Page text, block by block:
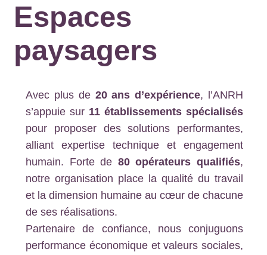
Espaces
paysagers
Avec plus de 20 ans d’expérience, l’ANRH
s’appuie sur 11 établissements spécialisés
pour proposer des solutions performantes,
alliant expertise technique et engagement
humain. Forte de 80 opérateurs qualifiés,
notre organisation place la qualité du travail
et la dimension humaine au cœur de chacune
de ses réalisations.
Partenaire de confiance, nous conjuguons
performance économique et valeurs sociales,